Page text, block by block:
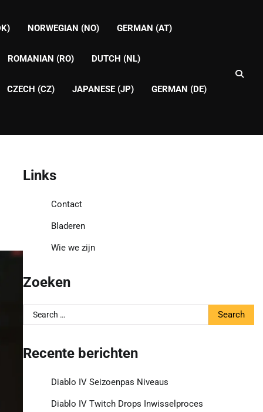
NORWEGIAN (NO) GERMAN (AT)
ROMANIAN (RO) DUTCH (NL)
CZECH (CZ) JAPANESE (JP) GERMAN (DE)
Links
Contact
Bladeren
Wie we zijn
Zoeken
Search
for:
Recente berichten
Diablo IV Seizoenpas Niveaus
Diablo IV Twitch Drops Inwisselproces